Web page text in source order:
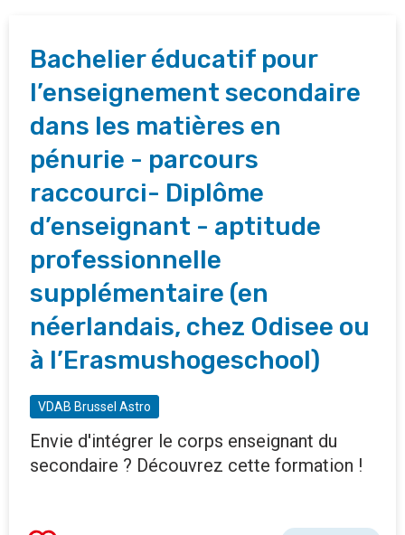
Bachelier éducatif pour
l’enseignement secondaire
dans les matières en
pénurie - parcours
raccourci- Diplôme
d’enseignant - aptitude
professionnelle
supplémentaire (en
néerlandais, chez Odisee ou
à l’Erasmushogeschool)
VDAB Brussel Astro
Envie d'intégrer le corps enseignant du
secondaire ? Découvrez cette formation !